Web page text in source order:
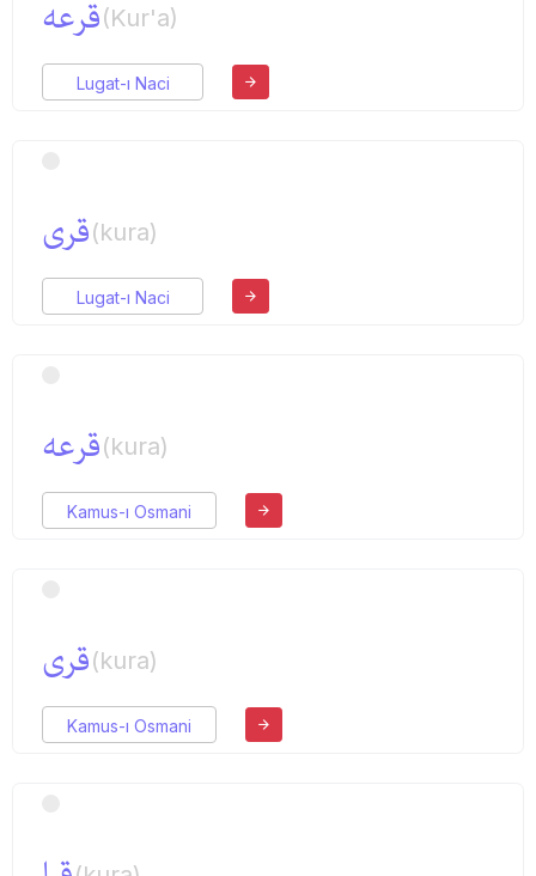
قرعه(Kur'a)
Lugat-ı Naci
قری(kura)
Lugat-ı Naci
قرعه(kura)
Kamus-ı Osmani
قری(kura)
Kamus-ı Osmani